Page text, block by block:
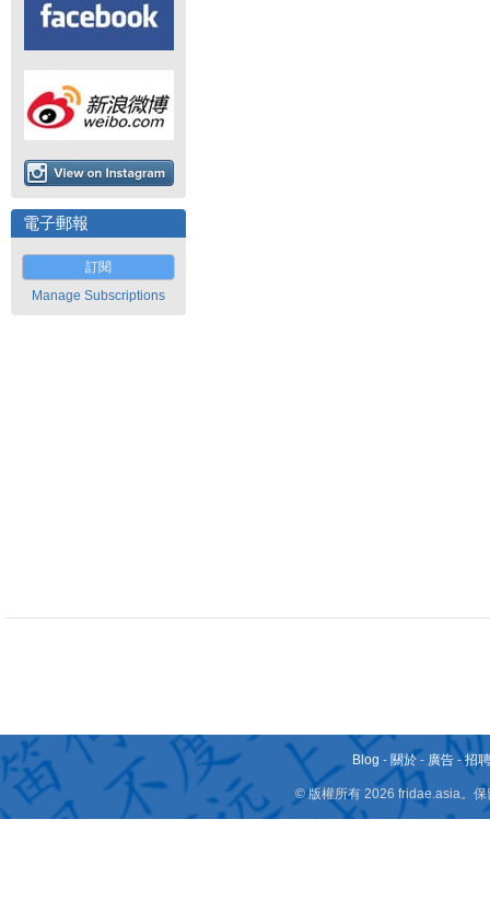
電子郵報
訂閱
Manage Subscriptions
Blog - 關於 - 廣告 -招
© 版權所有 2026 fridae.asia。